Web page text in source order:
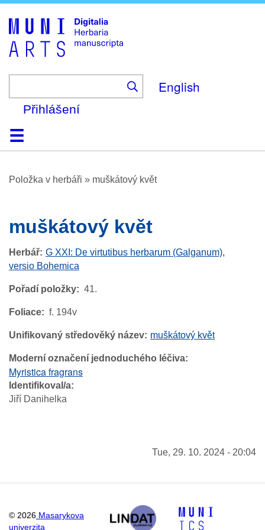
English
Přihlášení
DomůProhlížení
O platformě
Nápověda
KontaktDigitalia
Položka v herbáři » muškátový květ
muškátový květ
Herbář G XXI: De virtutibus herbarum (Galganum),
versio Bohemica
Pořadí položky 41.
Foliace f. 194v
Unifikovaný středověký název muškátový květ
Moderní označení jednoduchého léčiva
Myristica fragrans
Identifikoval/a
Jiří Danihelka
Tue, 29. 10. 2024 - 20:04
© 2026 Masarykova
univerzita